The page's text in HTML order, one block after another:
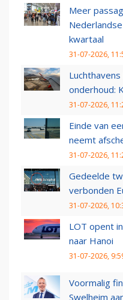
Meer
kwartaal
31-07-2026,
onderhoud:
31-07-2026,
Einde van
neemt
31-07-2026,
Gedeelde
verbonden
31-07-2026,
LOT opent
naar Hanoi
31-07-2026,
Voormalig
Swelheim